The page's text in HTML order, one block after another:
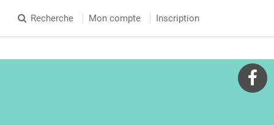
Recherche Mon compte Inscription